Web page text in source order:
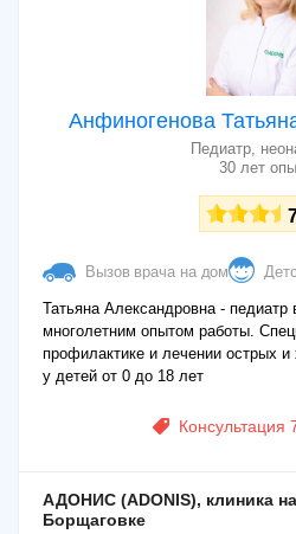
Анфиногенова
Педиатр,
30 лет
Вызов врача на дом
Татьяна Александровна - педиатр
многолетним опытом работы.
профилактике и лечении острых и
у детей от 0 до 18 лет
Консультация
АДОНИС (ADONIS), клиника
Борщаговке